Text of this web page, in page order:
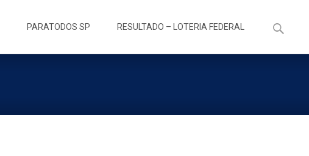
PARATODOS SP RESULTADO – LOTERIA FEDERAL
por: